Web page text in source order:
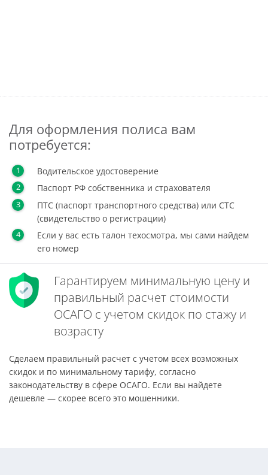
Для оформления полиса вам
потребуется:
Водительское удостоверение
Паспорт РФ собственника и страхователя
ПТС (паспорт транспортного средства) или СТС
(свидетельство о регистрации)
Если у вас есть талон техосмотра, мы сами найдем
его номер
Гарантируем минимальную цену и
правильный расчет стоимости
ОСАГО с учетом скидок по стажу и
возрасту
Сделаем правильный расчет с учетом всех возможных
скидок и по минимальному тарифу, согласно
законодательству в сфере ОСАГО. Если вы найдете
дешевле — скорее всего это мошенники.